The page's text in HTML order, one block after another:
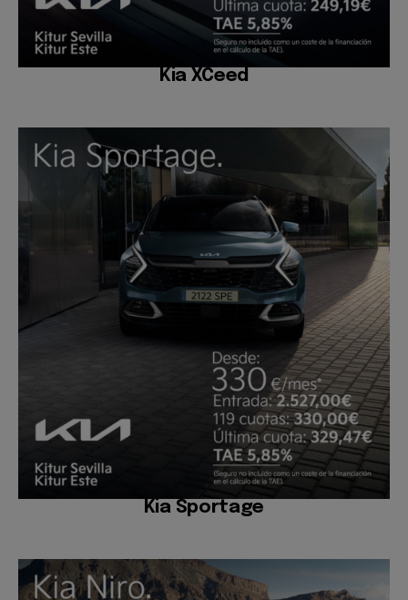
Kia XCeed
Kia Sportage